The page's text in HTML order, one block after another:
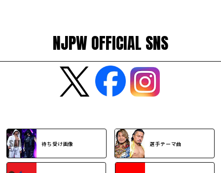
NJPW OFFICIAL SNS
待ち受け画像 選手テーマ曲